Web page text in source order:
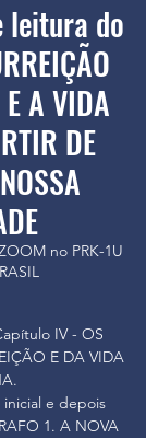
leitura do
A VIDA
DE
no PRK-1U
IV - OS
E DA VIDA
e depois
1. A NOVA